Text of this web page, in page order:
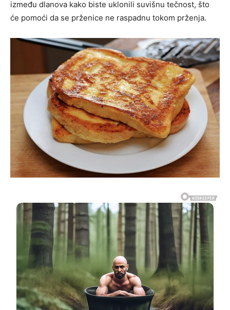
između dlanova kako biste uklonili suvišnu tečnost, što
će pomoći da se prženice ne raspadnu tokom prženja.